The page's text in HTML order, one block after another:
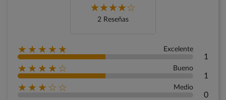
2 Reseñas
★★★★★ Excelente
1
★★★★☆ Bueno
1
★★★☆☆ Medio
0